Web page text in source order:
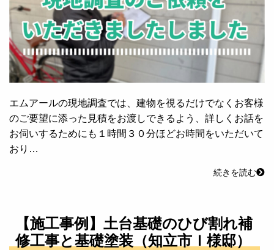
エムアールの現地調査では、建物を視るだけでなくお客様
のご要望に添った見積をお渡しできるよう、詳しくお話を
お伺いするためにも１時間３０分ほどお時間をいただいて
おり…
続きを読む
【施工事例】土台基礎のひび割れ補
修工事と基礎塗装（知立市Ｉ様邸）